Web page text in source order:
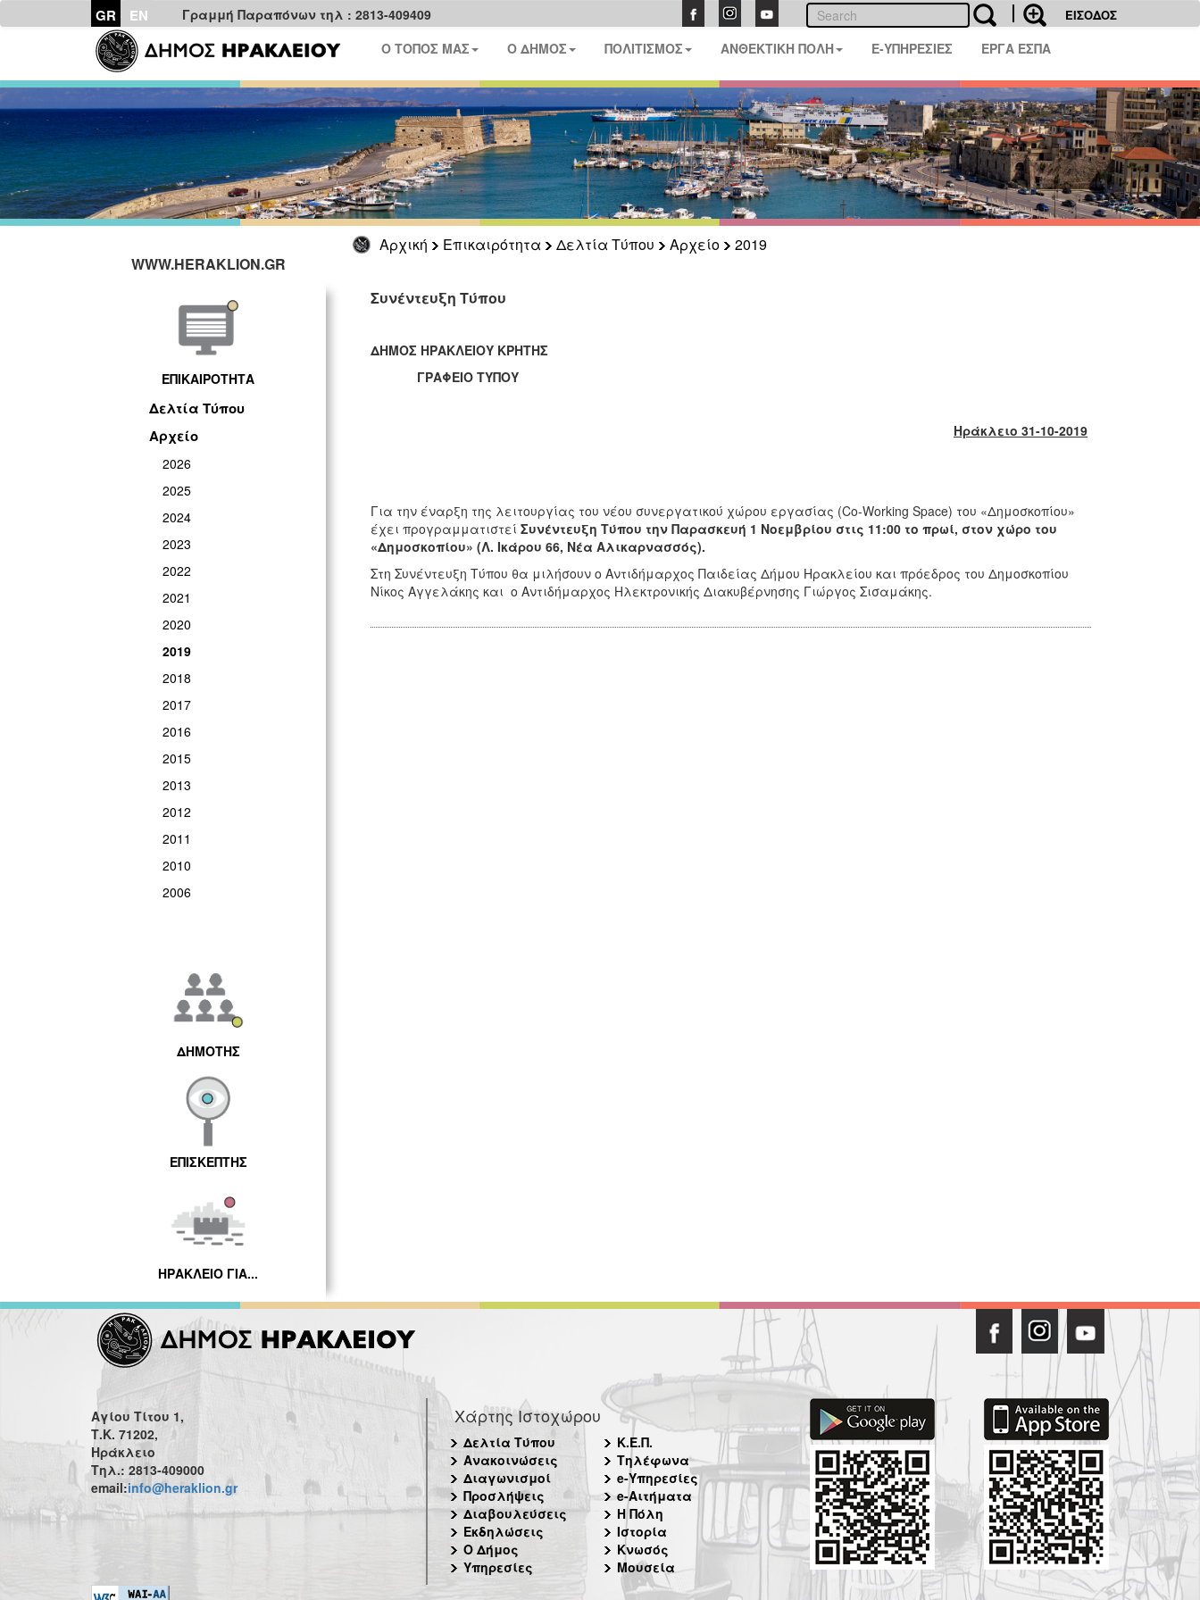
GR EN Γραμμή Παραπόνων τηλ : 2813-409409 ΕΙΣΟΔΟΣ
Ο ΤΟΠΟΣ ΜΑΣ Ο ΔΗΜΟΣ ΠΟΛΙΤΙΣΜΟΣ ΑΝΘΕΚΤΙΚΗ ΠΟΛΗ E-ΥΠΗΡΕΣΙΕΣ ΕΡΓΑ ΕΣΠΑ
Αρχική Επικαιρότητα Δελτία Τύπου Αρχείο
2019
WWW.HERAKLION.GR
ΕΠΙΚΑΙΡΟΤΗΤΑ
Δελτία Τύπου
Αρχείο
2026
2025
2024
2023
2022
2021
2020
2019
2018
2017
2016
2015
2013
2012
2011
2010
2006
ΔΗΜΟΤΗΣ
ΕΠΙΣΚΕΠΤΗΣ
ΗΡΑΚΛΕΙΟ ΓΙΑ...
Συνέντευξη Τύπου
ΔΗΜΟΣ ΗΡΑΚΛΕΙΟΥ ΚΡΗΤΗΣ
ΓΡΑΦΕΙΟ ΤΥΠΟΥ
Ηράκλειο 31-10-2019
Για την έναρξη της λειτουργίας του νέου συνεργατικού χώρου εργασίας (Co-Working Space) του «Δημοσκοπίου»
έχει προγραμματιστεί Συνέντευξη Τύπου την Παρασκευή 1 Νοεμβρίου στις 11:00 το πρωί, στον χώρο του
«Δημοσκοπίου» (Λ. Ικάρου 66, Νέα Αλικαρνασσός).
Στη Συνέντευξη Τύπου θα μιλήσουν ο Αντιδήμαρχος Παιδείας Δήμου Ηρακλείου και πρόεδρος του Δημοσκοπίου
Νίκος Αγγελάκης και ο Αντιδήμαρχος Ηλεκτρονικής Διακυβέρνησης Γιώργος Σισαμάκης.
Αγίου Τίτου 1,
Τ.Κ. 71202,
Ηράκλειο
Τηλ.: 2813-409000
email:info@heraklion.gr
Χάρτης Ιστοχώρου
Δελτία Τύπου
Ανακοινώσεις
Διαγωνισμοί
Προσλήψεις
Διαβουλεύσεις
Εκδηλώσεις
Ο Δήμος
Υπηρεσίες
Κ.Ε.Π.
Τηλέφωνα
e-Υπηρεσίες
e-Αιτήματα
Η Πόλη
Ιστορία
Κνωσός
Μουσεία